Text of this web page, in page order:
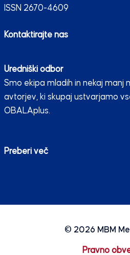
ISSN 2670-4609
Kontaktirajte nas
Uredniški odbor
Smo ekipa mladih in nekaj manj
avtorjev, ki skupaj ustvarjamo
OBALAplus.
Preberi več
© 2026 MBM
Pravno